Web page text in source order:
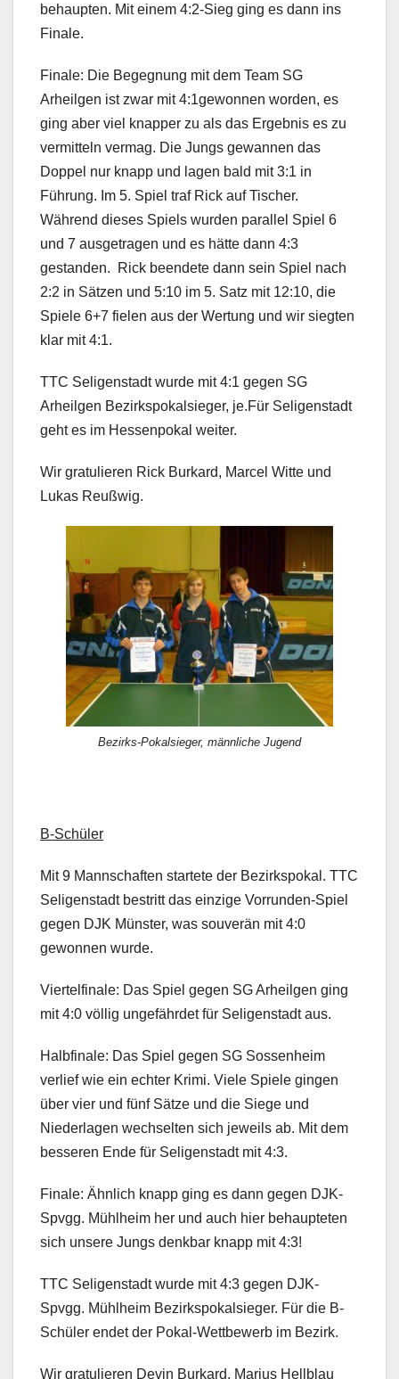
behaupten. Mit einem 4:2-Sieg ging es dann ins
Finale.
Finale: Die Begegnung mit dem Team SG
Arheilgen ist zwar mit 4:1gewonnen worden, es
ging aber viel knapper zu als das Ergebnis es zu
vermitteln vermag. Die Jungs gewannen das
Doppel nur knapp und lagen bald mit 3:1 in
Führung. Im 5. Spiel traf Rick auf Tischer.
Während dieses Spiels wurden parallel Spiel 6
und 7 ausgetragen und es hätte dann 4:3
gestanden. Rick beendete dann sein Spiel nach
2:2 in Sätzen und 5:10 im 5. Satz mit 12:10, die
Spiele 6+7 fielen aus der Wertung und wir siegten
klar mit 4:1.
TTC Seligenstadt wurde mit 4:1 gegen SG
Arheilgen Bezirkspokalsieger, je.Für Seligenstadt
geht es im Hessenpokal weiter.
Wir gratulieren Rick Burkard, Marcel Witte und
Lukas Reußwig.
Bezirks-Pokalsieger, männliche Jugend
B-Schüler
Mit 9 Mannschaften startete der Bezirkspokal. TTC
Seligenstadt bestritt das einzige Vorrunden-Spiel
gegen DJK Münster, was souverän mit 4:0
gewonnen wurde.
Viertelfinale: Das Spiel gegen SG Arheilgen ging
mit 4:0 völlig ungefährdet für Seligenstadt aus.
Halbfinale: Das Spiel gegen SG Sossenheim
verlief wie ein echter Krimi. Viele Spiele gingen
über vier und fünf Sätze und die Siege und
Niederlagen wechselten sich jeweils ab. Mit dem
besseren Ende für Seligenstadt mit 4:3.
Finale: Ähnlich knapp ging es dann gegen DJK-
Spvgg. Mühlheim her und auch hier behaupteten
sich unsere Jungs denkbar knapp mit 4:3!
TTC Seligenstadt wurde mit 4:3 gegen DJK-
Spvgg. Mühlheim Bezirkspokalsieger. Für die B-
Schüler endet der Pokal-Wettbewerb im Bezirk.
Wir gratulieren Devin Burkard, Marius Hellblau